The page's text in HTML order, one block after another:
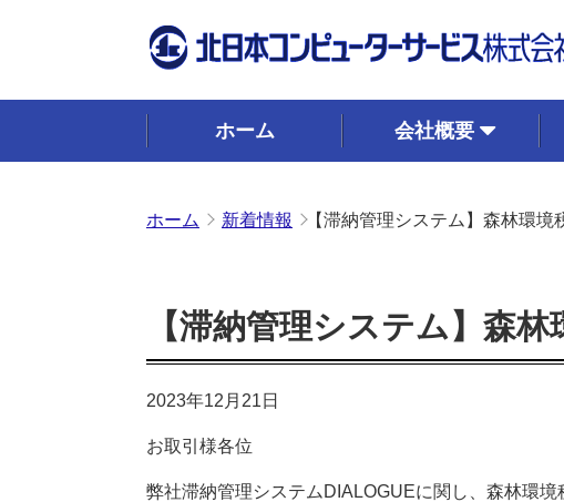
ホーム 会社概要
ホーム 新着情報 【滞納管理システム】森林環境
【滞納管理システム】森
2023年12月21日
お取引様各位
弊社滞納管理システムDIALOGUEに関し、森林環